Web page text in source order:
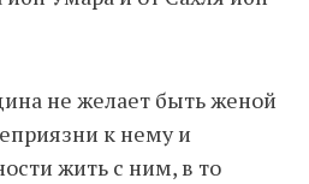
не желает быть женой
к нему и
жить с ним, в то